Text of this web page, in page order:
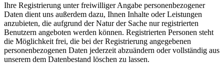
Ihre Registrierung unter freiwilliger Angabe personenbezogener
Daten dient uns außerdem dazu, Ihnen Inhalte oder Leistungen
anzubieten, die aufgrund der Natur der Sache nur registrierten
Benutzern angeboten werden können. Registrierten Personen steht
die Möglichkeit frei, die bei der Registrierung angegebenen
personenbezogenen Daten jederzeit abzuändern oder vollständig aus
unserem dem Datenbestand löschen zu lassen.